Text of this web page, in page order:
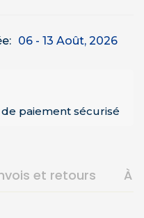
06 - 13 Août, 2026
paiement sécurisé
et retours À